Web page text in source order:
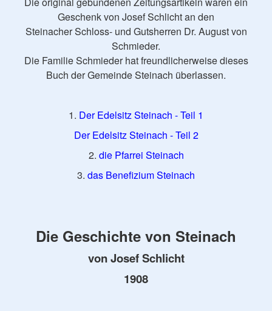
Geschenk von Josef Schlicht an den
Steinacher Schloss- und Gutsherren Dr. August von
Schmieder.
Die Familie Schmieder hat freundlicherweise dieses
Buch der Gemeinde Steinach überlassen.
1. Der Edelsitz Steinach - Teil 1
Der Edelsitz Steinach - Teil 2
2. die Pfarrei Steinach
3. das Benefizium Steinach
Die Geschichte von Steinach
von Josef Schlicht
1908